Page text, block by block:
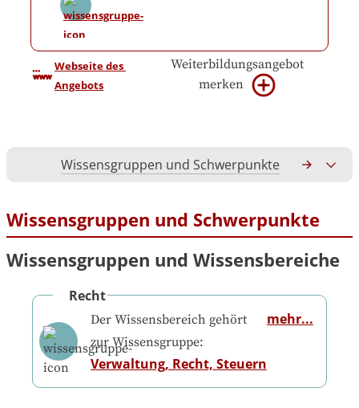
Webseite des
Angebots
Weiterbildungsangebot
merken
Wissensgruppen und Schwerpunkte
Wissensgruppen und Schwerpunkte
Wissensgruppen und Wissensbereiche
Recht
Der Wissensbereich gehört
zur Wissensgruppe:
Verwaltung, Recht, Steuern
mehr...